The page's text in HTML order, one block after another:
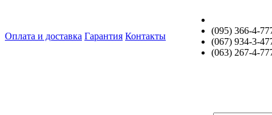
Оплата и доставка Гарантия Контакты
(095) 366-4-
(067) 934-3-
(063) 267-4-